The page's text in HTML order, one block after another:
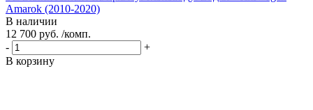
Amarok (2010-2020)
В наличии
12 700 руб. /комп.
-
+
В корзину